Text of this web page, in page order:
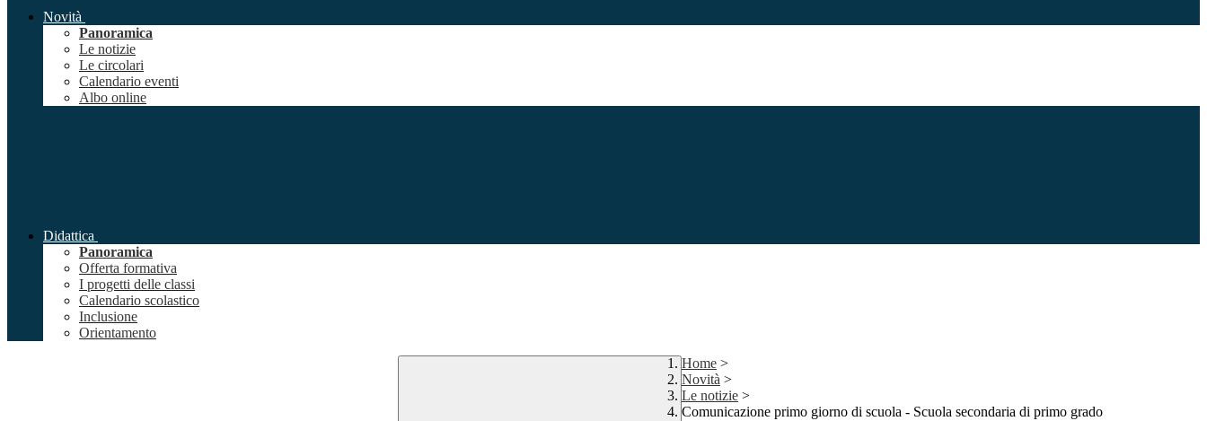
Novità
Panoramica
Le notizie
Le circolari
Calendario eventi
Albo online
Didattica
Panoramica
Offerta formativa
I progetti delle classi
Calendario scolastico
Inclusione
Orientamento
Home >
Novità >
Le notizie >
Comunicazione primo giorno di scuola - Scuola secondaria di primo grado